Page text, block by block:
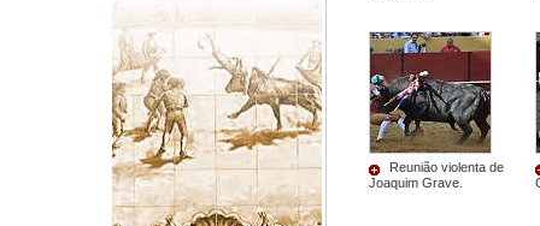
Reunião violenta de
Joaquim Grave.